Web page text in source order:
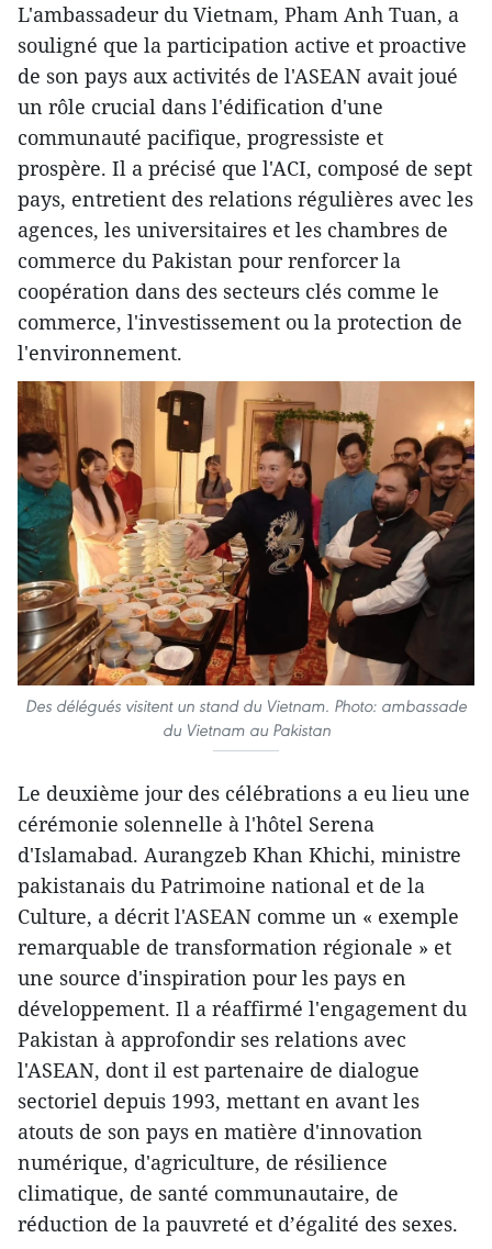
L'ambassadeur du Vietnam, Pham Anh Tuan, a
souligné que la participation active et proactive
de son pays aux activités de l'ASEAN avait joué
un rôle crucial dans l'édification d'une
communauté pacifique, progressiste et
prospère. Il a précisé que l'ACI, composé de sept
pays, entretient des relations régulières avec les
agences, les universitaires et les chambres de
commerce du Pakistan pour renforcer la
coopération dans des secteurs clés comme le
commerce, l'investissement ou la protection de
l'environnement.
Des délégués visitent un stand du Vietnam. Photo: ambassade
du Vietnam au Pakistan
Le deuxième jour des célébrations a eu lieu une
cérémonie solennelle à l'hôtel Serena
d'Islamabad. Aurangzeb Khan Khichi, ministre
pakistanais du Patrimoine national et de la
Culture, a décrit l'ASEAN comme un « exemple
remarquable de transformation régionale » et
une source d'inspiration pour les pays en
développement. Il a réaffirmé l'engagement du
Pakistan à approfondir ses relations avec
l'ASEAN, dont il est partenaire de dialogue
sectoriel depuis 1993, mettant en avant les
atouts de son pays en matière d'innovation
numérique, d'agriculture, de résilience
climatique, de santé communautaire, de
réduction de la pauvreté et d’égalité des sexes.